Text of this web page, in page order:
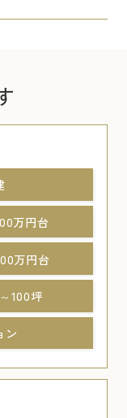
万円台
万円台
100坪
ン